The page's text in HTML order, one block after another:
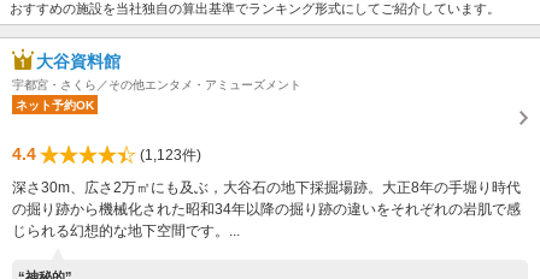
おすすめの施設を当社独自の算出基準でランキング形式にしてご紹介しています。
大谷資料館
宇都宮・さくら／その他エンタメ・アミューズメント
ネット予約OK
4.4
(1,123件)
深さ30m、広さ2万㎡にも及ぶ，大谷石の地下採掘場跡。大正8年の手堀り時代
の掘り跡から機械化された昭和34年以降の掘り跡の違いをそれぞれの岩肌で感
じられる幻想的な地下空間です。...